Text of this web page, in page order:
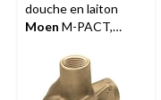
douche en laiton
Moen M-PACT,